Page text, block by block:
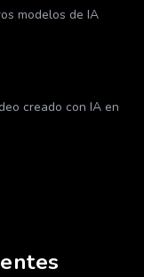
modelos de IA
creado con IA en